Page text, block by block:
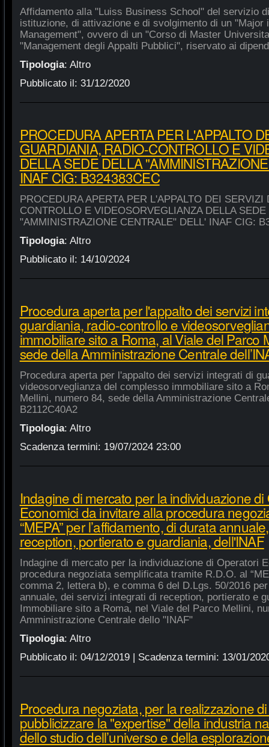
Affidamento alla "Luiss Business School" del servizio
istituzione, di attivazione e di svolgimento di un "Major
Management", ovvero di un "Corso di Master
"Management degli Appalti Pubblici", riservato ai
Tipologia: Altro
Pubblicato il: 31/12/2020
PROCEDURA APERTA PER L'APPALTO
GUARDIANIA, RADIO-CONTROLLO E
DELLA SEDE DELLA
INAF CIG: B324383CEC
PROCEDURA APERTA PER L'APPALTO DEI
CONTROLLO E VIDEOSORVEGLIANZA DELLA SEDE
"AMMINISTRAZIONE CENTRALE" DELL' INAF CIG:
Tipologia: Altro
Pubblicato il: 14/10/2024
Procedura aperta per l'appalto dei servizi
guardiania, radio-controllo e
immobiliare sito a Roma, al Viale del Parco
sede della Amministrazione Centrale
Procedura aperta per l'appalto dei servizi integrati di
videosorveglianza del complesso immobiliare sito a
Mellini, numero 84, sede della Amministrazione
B2112C40A2
Tipologia: Altro
Scadenza termini: 19/07/2024 23:00
Indagine di mercato per la individuazione
Economici da invitare alla procedura
“MEPA” per l’affidamento, di durata
reception, portierato e guardiania, dell'INAF
Indagine di mercato per la individuazione di Operatori
procedura negoziata semplificata tramite R.D.O. al
comma 2, lettera b), e comma 6 del D.Lgs. 50/2016
annuale, dei servizi integrati di reception, portierato e
Immobiliare sito a Roma, nel Viale del Parco Mellini,
Amministrazione Centrale dello "INAF"
Tipologia: Altro
Pubblicato il: 04/12/2019| Scadenza termini: 13/01/
Procedura negoziata, per la realizzazione
pubblicizzare la "expertise" della industria
dello studio dell’universo e della